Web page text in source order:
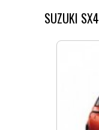
SUZUKI SX4